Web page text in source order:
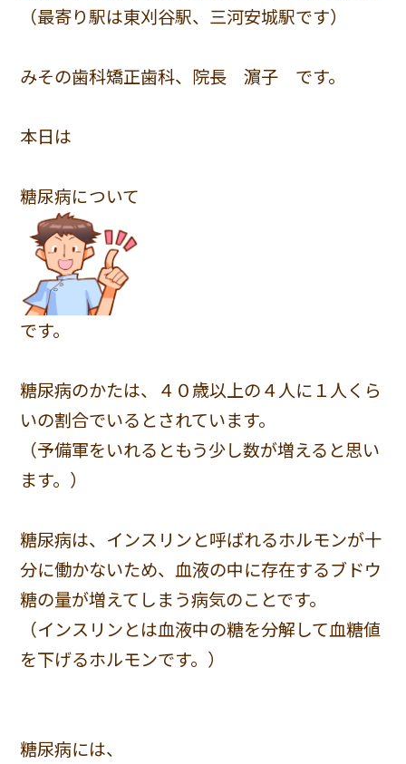
（最寄り駅は東刈谷駅、三河安城駅です）
みその歯科矯正歯科、院長 濵子 です。
本日は
糖尿病について
です。
糖尿病のかたは、４０歳以上の４人に１人くら
いの割合でいるとされています。
（予備軍をいれるともう少し数が増えると思い
ます。）
糖尿病は、インスリンと呼ばれるホルモンが十
分に働かないため、血液の中に存在するブドウ
糖の量が増えてしまう病気のことです。
（インスリンとは血液中の糖を分解して血糖値
を下げるホルモンです。）
糖尿病には、